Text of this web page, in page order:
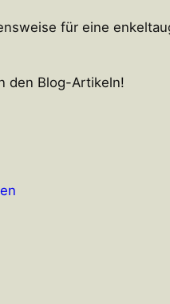
für eine
den Blog-Artikeln!